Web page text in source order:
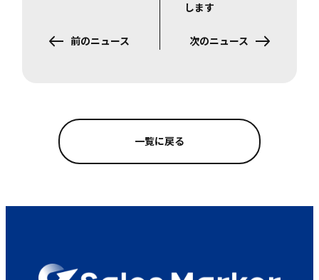
前のニュース
します
次のニュース
一覧に戻る